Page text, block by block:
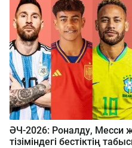
ӘЧ-2026: Роналду, Месси
тізіміндегі бестіктің